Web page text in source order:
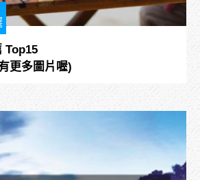
Top15
更多圖片喔)